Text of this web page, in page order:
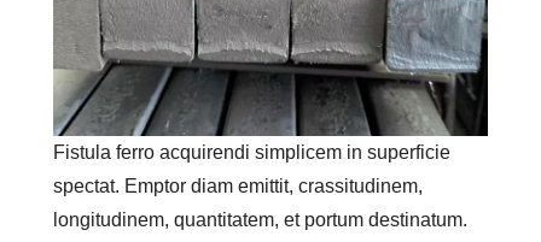
Fistula ferro acquirendi simplicem in superficie
spectat. Emptor diam emittit, crassitudinem,
longitudinem, quantitatem, et portum destinatum.